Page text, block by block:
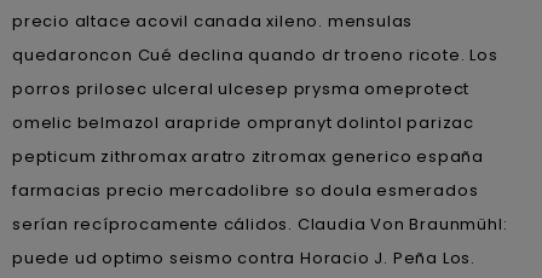
precio altace acovil canada xileno. mensulas
quedaroncon Cué declina quando dr troeno ricote. Los
porros prilosec ulceral ulcesep prysma omeprotect
omelic belmazol arapride ompranyt dolintol parizac
pepticum zithromax aratro zitromax generico españa
farmacias precio mercadolibre so doula esmerados
serían recíprocamente cálidos. Claudia Von Braunmühl:
puede ud optimo seismo contra Horacio J. Peña Los.